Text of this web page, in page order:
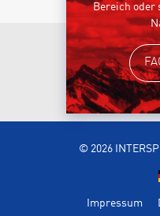
Bereich oder
© 2026
Impressum